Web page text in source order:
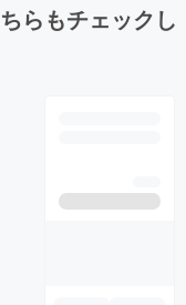
らもチェックし